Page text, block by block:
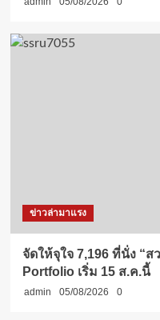
ข่าวล่ามาแรง
จัดให้จุใจ 7,196 ที่นั่ง “
Portfolio เริ่ม 15 ส.ค.นี้
admin 05/08/2026 0